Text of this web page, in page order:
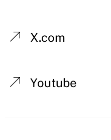
X.com
Youtube